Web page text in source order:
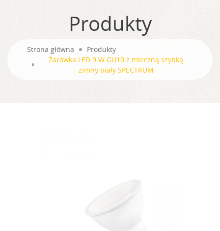
Produkty
Strona główna
Produkty
Żarówka LED 9 W GU10 z mleczną szybką
zimny biały SPECTRUM